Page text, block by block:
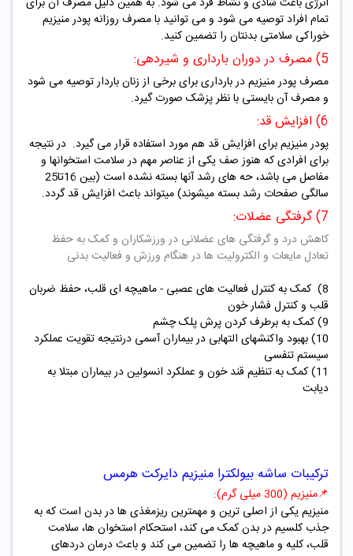
تمام افراد توصیه می شود و می توانید با مصرف روزانه پودر منیزیم
خوراکی سلامتی بدنتان را تضمین کنید.
5) مصرف در دوران بارداری و شیردهی:
مصرف پودر منیزیم در بارداری برای برخی از زنان باردار توصیه می شود
و مصرف آن بایستی با نظر پزشک صورت گیرد.
6) افزایش قد:
پودر منیزیم برای افزایش قد هم مورد استفاده قرار می گیرد. در نتیجه
برای افرادی که هنوز صفیکی از عناصر مهم در سلامت استخوانها و
مفاصل می باشد،
حه های رشد آنها بسته نشده است (بین 16تا25
سالگی صفحات رشد بسته میشوند) میتواند باعث افزایش قد گردد.
7) گرفتگی عضلات:
کاهش درد و گرفتگی های عضلانی در ورزشکاران و کمک به حفظ
تعادل مایعات و الکترولیت ها در هنگام ورزش و فعالیت بدنی
8) کمک به کنترل فعالیت های عصبی - ماهیچه ای قلب، حفظ ضربان
قلب و کنترل فشار خون
9) کمک به برطرف کردن پرش پلک چشم
10) بهبود واکنشهای التهابی در بیماران آسمی درنتیجه تقویت عملکرد
سیستم تنفسی
11) کمک به تنظیم قند خون و عملکرد انسولین در بیماران مبتلا به
دیابت
ترکیبات ساشه بیولکترا منیزیم دایرکت هرمس
📌منیزیم (300 میلی گرم):
منیزیم یکی از اصلی ترین و مهمترین ریزمغذی ها در بدن است که به
جذب کلسیم در بدن کمک می کند، استحکام استخوان ها، سلامت
قلب، کلیه و ماهیچه ها را تضمین می کند و باعث درمان دردهای